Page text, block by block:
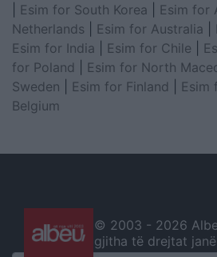
Esim for South Korea Esim for
Netherlands
Esim for Australia
Esim for India
Esim for Chile
for Poland
Esim for North
Sweden
Esim for Finland Esim
Belgium
© 2003 - 2026
gjitha të drejtat